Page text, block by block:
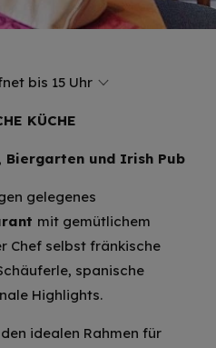
bis 15 Uhr
KÜCHE
Biergarten und Irish Pub
gelegenes
mit gemütlichem
Chef selbst fränkische
spanische
Highlights.
idealen Rahmen für